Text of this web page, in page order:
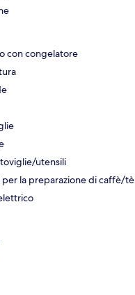
con congelatore
utensili
per la preparazione di caffè/tè